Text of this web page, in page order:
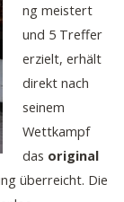
ng meistert
und 5 Treffer
erzielt, erhält
direkt nach
seinem
Wettkampf
das original
überreicht. Die